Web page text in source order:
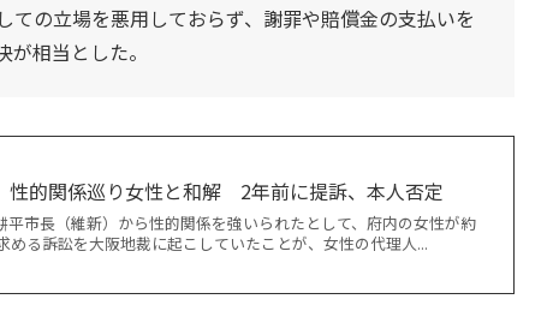
の立場を悪用しておらず、謝罪や賠償金の支払いを
相当とした。
性的関係巡り女性と和解 2年前に提訴、本人否定
平市長（維新）から性的関係を強いられたとして、府内の女性が約
める訴訟を大阪地裁に起こしていたことが、女性の代理人...